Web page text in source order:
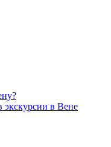
экскурсии в Вене